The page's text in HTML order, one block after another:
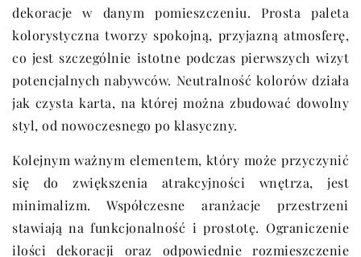
dekoracje w danym pomieszczeniu. Prosta paleta
kolorystyczna tworzy spokojną, przyjazną atmosferę,
co jest szczególnie istotne podczas pierwszych wizyt
potencjalnych nabywców. Neutralność kolorów działa
jak czysta karta, na której można zbudować dowolny
styl, od nowoczesnego po klasyczny.
Kolejnym ważnym elementem, który może przyczynić
się do zwiększenia atrakcyjności wnętrza, jest
minimalizm. Współczesne aranżacje przestrzeni
stawiają na funkcjonalność i prostotę. Ograniczenie
ilości dekoracji oraz odpowiednie rozmieszczenie